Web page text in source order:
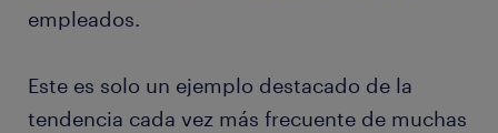
empleados.
Este es solo un ejemplo destacado de la
tendencia cada vez más frecuente de muchas